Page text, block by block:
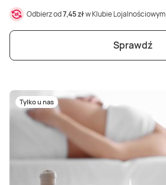
Odbierz od7,45 złw Klubie Lojalnościowym
Sprawdź
Tylko u nas